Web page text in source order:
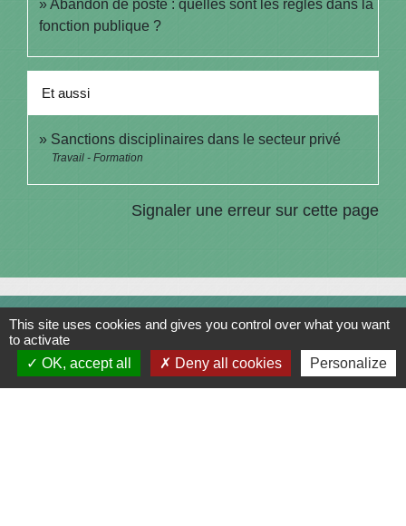
Abandon de poste : quelles sont les règles dans la
fonction publique ?
Et aussi
Sanctions disciplinaires dans le secteur privé
Travail - Formation
Signaler une erreur sur cette page
Contacts
Commune de Saint-Julien-sur-Bibost
1, Place de la Mairie
This site uses cookies and gives you control over what you want
to activate
OK, accept all
Deny all cookies Personalize